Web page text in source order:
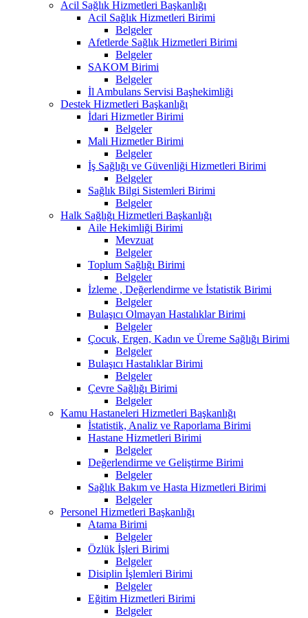
Acil Sağlık Hizmetleri Başkanlığı
Acil Sağlık Hizmetleri Birimi
Belgeler
Afetlerde Sağlık Hizmetleri Birimi
Belgeler
SAKOM Birimi
Belgeler
İl Ambulans Servisi Başhekimliği
Destek Hizmetleri Başkanlığı
İdari Hizmetler Birimi
Belgeler
Mali Hizmetler Birimi
Belgeler
İş Sağlığı ve Güvenliği Hizmetleri Birimi
Belgeler
Sağlık Bilgi Sistemleri Birimi
Belgeler
Halk Sağlığı Hizmetleri Başkanlığı
Aile Hekimliği Birimi
Mevzuat
Belgeler
Toplum Sağlığı Birimi
Belgeler
İzleme , Değerlendirme ve İstatistik Birimi
Belgeler
Bulaşıcı Olmayan Hastalıklar Birimi
Belgeler
Çocuk, Ergen, Kadın ve Üreme Sağlığı Birimi
Belgeler
Bulaşıcı Hastalıklar Birimi
Belgeler
Çevre Sağlığı Birimi
Belgeler
Kamu Hastaneleri Hizmetleri Başkanlığı
İstatistik, Analiz ve Raporlama Birimi
Hastane Hizmetleri Birimi
Belgeler
Değerlendirme ve Geliştirme Birimi
Belgeler
Sağlık Bakım ve Hasta Hizmetleri Birimi
Belgeler
Personel Hizmetleri Başkanlığı
Atama Birimi
Belgeler
Özlük İşleri Birimi
Belgeler
Disiplin İşlemleri Birimi
Belgeler
Eğitim Hizmetleri Birimi
Belgeler